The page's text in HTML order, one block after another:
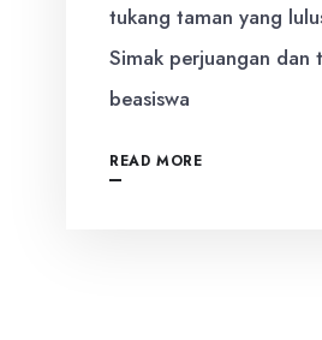
tukang taman yang
Simak perjuangan dan
beasiswa
READ MORE